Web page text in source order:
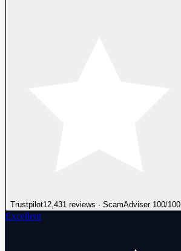
Trustpilot12,431 reviews · ScamAdviser 100/100
Excellent